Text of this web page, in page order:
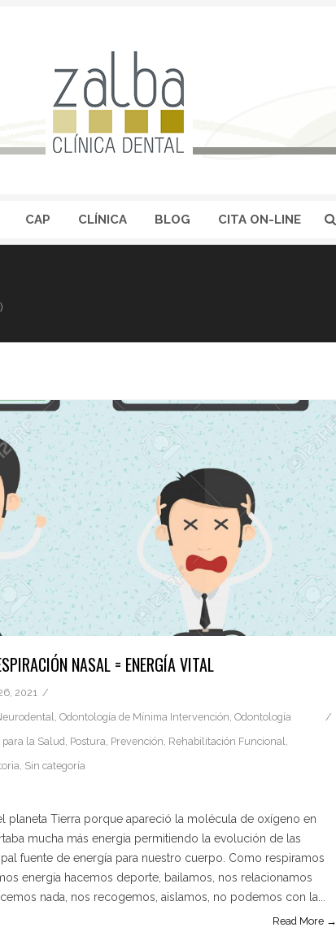
CAP CLÍNICA BLOG CITA ON-LINE
NASAL = ENERGÍA VITAL
2021
, Odontología de Mínima Intervención, Odontología
la Salud, Postura, Prevención, Rehabilitación Funcional,
, Sin categoría
planeta Tierra porque apareció la molécula de oxígeno en
mucha más energía permitiendo la evolución de las
fuente de energía para nuestro cuerpo. Como respiramos
energía hacemos deporte, bailamos, nos relacionamos
nada, nos recogemos, aislamos, no podemos con la...
Read More →